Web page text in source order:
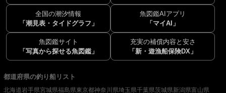
全国の潮汐情報
「潮見表・タイドグラフ」
魚図鑑AIアプリ
「マイAI」
魚図鑑サイト
「写真から探せる魚図鑑」
充実の補償内容と安さ
「新・遊漁船保険DX」
都道府県の釣り船リスト
北海道岩手県宮城県福島県東京都神奈川県埼玉県千葉県茨城県新潟県富山県